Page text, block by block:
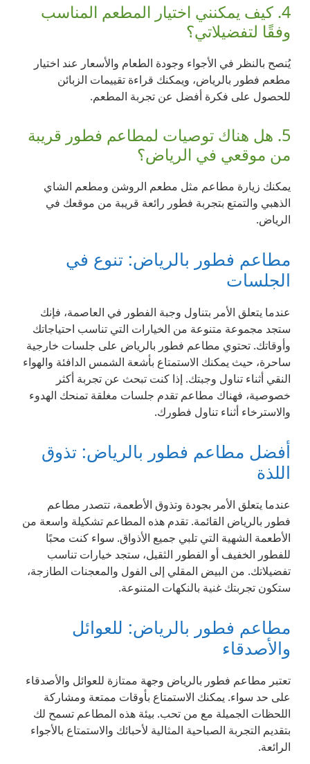
4. كيف يمكنني اختيار المطعم المناسب
وفقًا لتفضيلاتي؟
يُنصح بالنظر في الأجواء وجودة الطعام والأسعار عند اختيار
مطعم فطور بالرياض، ويمكنك قراءة تقييمات الزبائن
للحصول على فكرة أفضل عن تجربة المطعم.
5. هل هناك توصيات لمطاعم فطور قريبة
من موقعي في الرياض؟
يمكنك زيارة مطاعم مثل مطعم الروشن ومطعم الشاي
الذهبي والتمتع بتجربة فطور رائعة قريبة من موقعك في
الرياض.
مطاعم فطور بالرياض: تنوع في
الجلسات
عندما يتعلق الأمر بتناول وجبة الفطور في العاصمة، فإنك
ستجد مجموعة متنوعة من الخيارات التي تناسب احتياجاتك
وأوقاتك. تحتوي مطاعم فطور بالرياض على جلسات خارجية
ساحرة، حيث يمكنك الاستمتاع بأشعة الشمس الدافئة والهواء
النقي أثناء تناول وجبتك. إذا كنت تبحث عن تجربة أكثر
خصوصية، فهناك مطاعم تقدم جلسات مغلقة تمنحك الهدوء
والاسترخاء أثناء تناول فطورك.
أفضل مطاعم فطور بالرياض: تذوق
اللذة
عندما يتعلق الأمر بجودة وتذوق الأطعمة، تتصدر مطاعم
فطور بالرياض القائمة. تقدم هذه المطاعم تشكيلة واسعة من
الأطعمة الشهية التي تلبي جميع الأذواق. سواء كنت محبًا
للفطور الخفيف أو الفطور الثقيل، ستجد خيارات تناسب
تفضيلاتك. من البيض المقلي إلى الفول والمعجنات الطازجة،
ستكون تجربتك غنية بالنكهات المتنوعة.
مطاعم فطور بالرياض: للعوائل
والأصدقاء
تعتبر مطاعم فطور بالرياض وجهة ممتازة للعوائل والأصدقاء
على حد سواء. يمكنك الاستمتاع بأوقات ممتعة ومشاركة
اللحظات الجميلة مع من تحب. بيئة هذه المطاعم تسمح لك
بتقديم التجربة الصباحية المثالية لأحبائك والاستمتاع بالأجواء
الرائعة.